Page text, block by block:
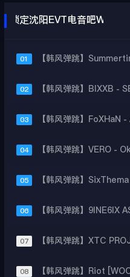
锁定沈阳EVT电音吧
01
02 【韩风弹跳】BIXXB -
03
04 【韩风弹跳】VERO -
05 【韩风弹跳】
06
07
08 【韩风弹跳】Riot